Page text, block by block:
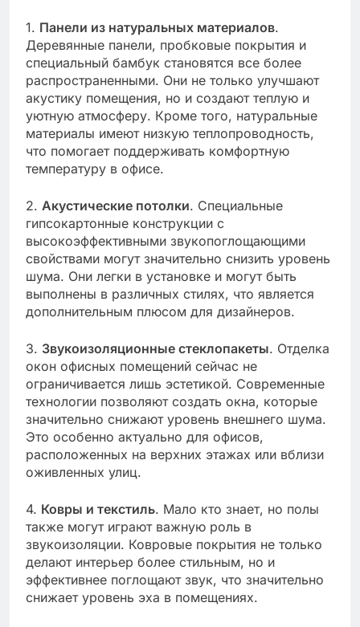
1. Панели из натуральных материалов.
Деревянные панели, пробковые покрытия и
специальный бамбук становятся все более
распространенными. Они не только улучшают
акустику помещения, но и создают теплую и
уютную атмосферу. Кроме того, натуральные
материалы имеют низкую теплопроводность,
что помогает поддерживать комфортную
температуру в офисе.
2. Акустические потолки. Специальные
гипсокартонные конструкции с
высокоэффективными звукопоглощающими
свойствами могут значительно снизить уровень
шума. Они легки в установке и могут быть
выполнены в различных стилях, что является
дополнительным плюсом для дизайнеров.
3. Звукоизоляционные стеклопакеты. Отделка
окон офисных помещений сейчас не
ограничивается лишь эстетикой. Современные
технологии позволяют создать окна, которые
значительно снижают уровень внешнего шума.
Это особенно актуально для офисов,
расположенных на верхних этажах или вблизи
оживленных улиц.
4. Ковры и текстиль. Мало кто знает, но полы
также могут играют важную роль в
звукоизоляции. Ковровые покрытия не только
делают интерьер более стильным, но и
эффективнее поглощают звук, что значительно
снижает уровень эха в помещениях.